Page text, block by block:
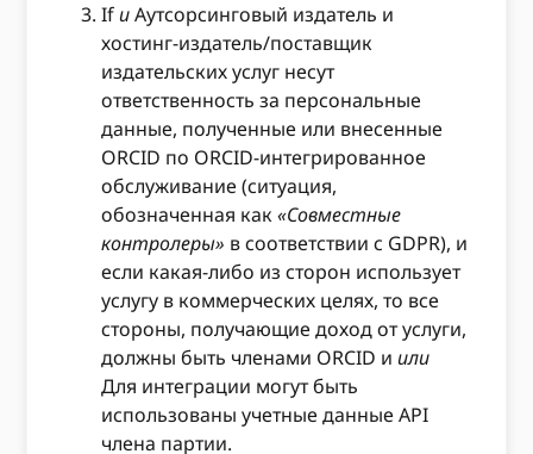
IfиАутсорсинговый издатель и
хостинг-издатель/поставщик
издательских услуг несут
ответственность за персональные
данные, полученные или внесенные
ORCID по ORCID-интегрированное
обслуживание (ситуация,
обозначенная как«Совместные
контролеры» в соответствии с GDPR), и
если какая-либо из сторон использует
услугу в коммерческих целях, то все
стороны, получающие доход от услуги,
должны быть членами ORCID иили
Для интеграции могут быть
использованы учетные данные API
члена партии.